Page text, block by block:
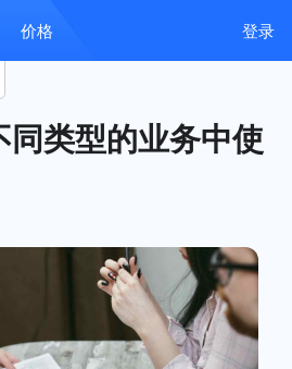
价格 登录
同类型的业务中使